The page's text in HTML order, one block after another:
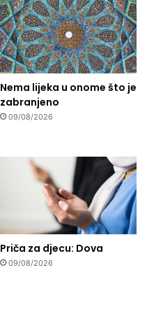
Nema lijeka u onome što je
zabranjeno
09/08/2026
Priča za djecu: Dova
09/08/2026